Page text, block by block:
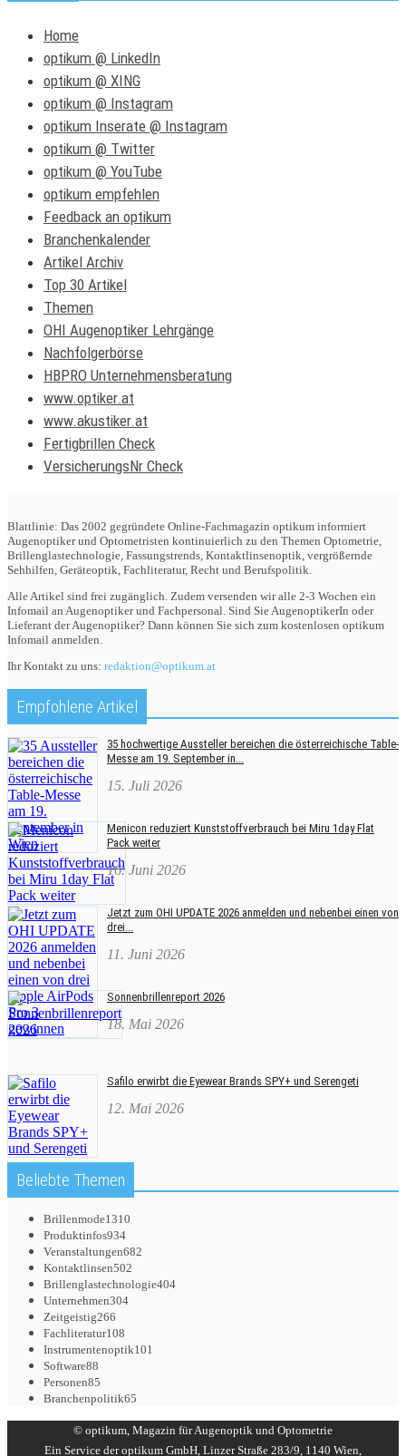
Home
optikum @ LinkedIn
optikum @ XING
optikum @ Instagram
optikum Inserate @ Instagram
optikum @ Twitter
optikum @ YouTube
optikum empfehlen
Feedback an optikum
Branchenkalender
Artikel Archiv
Top 30 Artikel
Themen
OHI Augenoptiker Lehrgänge
Nachfolgerbörse
HBPRO Unternehmensberatung
www.optiker.at
www.akustiker.at
Fertigbrillen Check
VersicherungsNr Check
Blattlinie: Das 2002 gegründete Online-Fachmagazin optikum informiert
Augenoptiker und Optometristen kontinuierlich zu den Themen Optometrie,
Brillenglastechnologie, Fassungstrends, Kontaktlinsenoptik, vergrößernde
Sehhilfen, Geräteoptik, Fachliteratur, Recht und Berufspolitik.
Alle Artikel sind frei zugänglich. Zudem versenden wir alle 2-3 Wochen ein
Infomail an Augenoptiker und Fachpersonal. Sind Sie AugenoptikerIn oder
Lieferant der Augenoptiker? Dann können Sie sich zum kostenlosen optikum
Infomail anmelden.
Ihr Kontakt zu uns: redaktion@optikum.at
Empfohlene Artikel
35 hochwertige Aussteller bereichen die österreichische Table-
Messe am 19. September in...
15. Juli 2026
Menicon reduziert Kunststoffverbrauch bei Miru 1day Flat
Pack weiter
16. Juni 2026
Jetzt zum OHI UPDATE 2026 anmelden und nebenbei einen von
drei...
11. Juni 2026
Sonnenbrillenreport 2026
18. Mai 2026
Safilo erwirbt die Eyewear Brands SPY+ und Serengeti
12. Mai 2026
Beliebte Themen
Brillenmode1310
Produktinfos934
Veranstaltungen682
Kontaktlinsen502
Brillenglastechnologie404
Unternehmen304
Zeitgeistig266
Fachliteratur108
Instrumentenoptik101
Software88
Personen85
Branchenpolitik65
© optikum, Magazin für Augenoptik und Optometrie
Ein Service der optikum GmbH, Linzer Straße 283/9, 1140 Wien,